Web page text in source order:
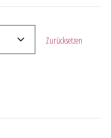
Zurücksetzen